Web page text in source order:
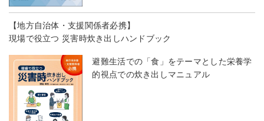
【地方自治体・支援関係者必携】
現場で役立つ 災害時炊き出しハンドブック
避難生活での「食」をテーマとした栄養学
的視点での炊き出しマニュアル